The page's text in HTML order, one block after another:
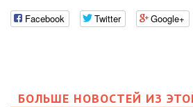
Facebook Twitter Google+
БОЛЬШЕ НОВОСТЕЙ ИЗ